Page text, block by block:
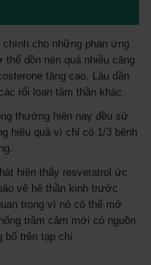
chính cho những phản ứng
dồn nén quá nhiều căng
tăng cao. Lâu dần
rối loạn tâm thần khác.
thường hiện nay đều sử
hiệu quả vì chỉ có 1/3 bệnh
hiện thấy resveratrol ức
vệ hệ thần kinh trước
trọng vì nó có thể mở
trầm cảm mới có nguồn
bố trên tạp chí